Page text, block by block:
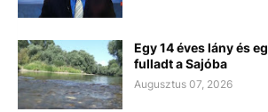
Egy 14 éves lány és
fulladt a Sajóba
Augusztus 07, 2026